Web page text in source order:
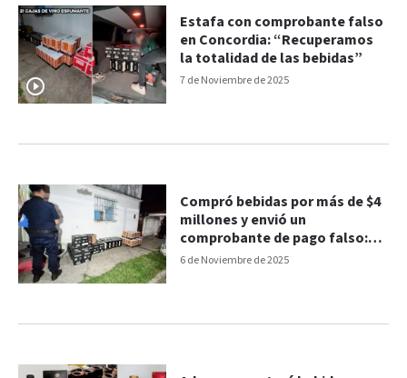
7 de Noviembre de 2025
Estafa con comprobante falso
en Concordia: “Recuperamos
la totalidad de las bebidas”
6 de Noviembre de 2025
Compró bebidas por más de $4
millones y envió un
comprobante de pago falso:
una mujer detenida